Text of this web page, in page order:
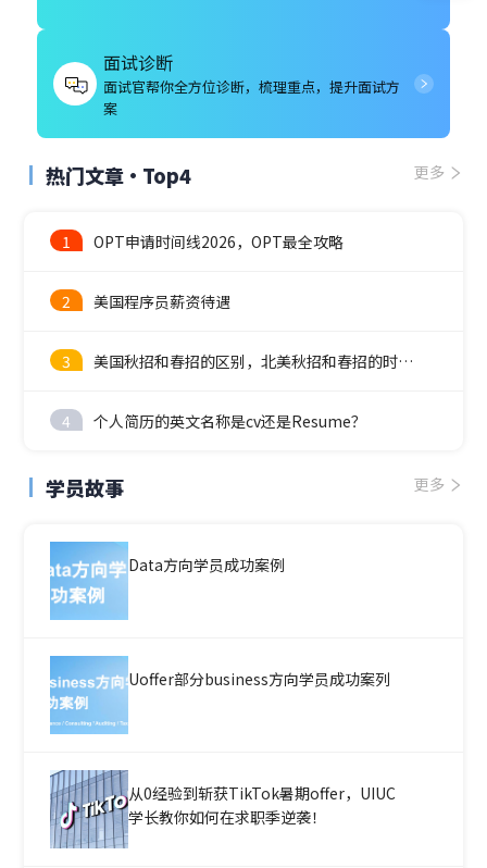
面试诊断
面试官帮你全方位诊断，梳理重点，提升面试方
案
热门文章·Top4 更多
1 OPT申请时间线2026，OPT最全攻略
2 美国程序员薪资待遇
3 美国秋招和春招的区别，北美秋招和春招的时间线
4 个人简历的英文名称是cv还是Resume？
学员故事 更多
Data方向学员成功案例
Uoffer部分business方向学员成功案列
从0经验到斩获TikTok暑期offer，UIUC
学长教你如何在求职季逆袭！